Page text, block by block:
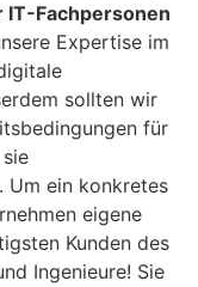
IT-Fachpersonen
Expertise im
sollten wir
für
Um ein konkretes
eigene
Kunden des
Ingenieure! Sie